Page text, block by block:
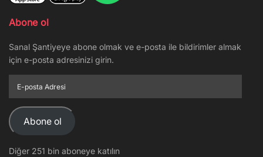
Abone ol
Sanal Şantiyeye abone olmak ve e-posta ile bildirimler almak
için e-posta adresinizi girin.
posta
Adresi
Abone ol
Diğer 251 bin aboneye katılın